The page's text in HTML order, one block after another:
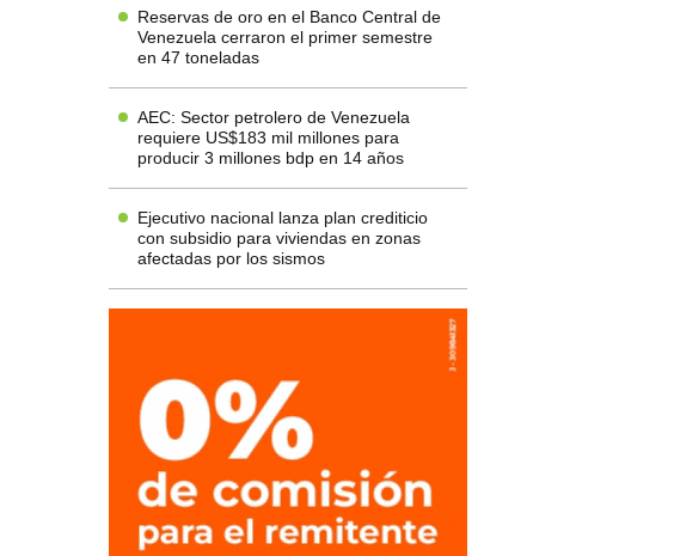
Reservas de oro en el Banco Central de
Venezuela cerraron el primer semestre
en 47 toneladas
AEC: Sector petrolero de Venezuela
requiere US$183 mil millones para
producir 3 millones bdp en 14 años
Ejecutivo nacional lanza plan crediticio
con subsidio para viviendas en zonas
afectadas por los sismos